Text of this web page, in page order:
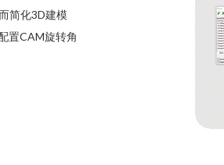
简化3D建模
置CAM旋转角